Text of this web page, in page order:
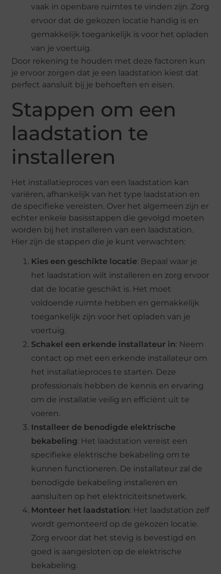
vaak in openbare ruimtes te vinden zijn. Zorg
ervoor dat de gekozen locatie handig is en
gemakkelijk toegankelijk is voor het opladen
van je voertuig.
Door rekening te houden met deze factoren kun
je ervoor zorgen dat je een laadstation kiest dat
perfect aansluit bij je behoeften en eisen.
Stappen om een
laadstation te
installeren
Het installatieproces van een laadstation kan
variëren, afhankelijk van het type laadstation en
de specifieke vereisten. Over het algemeen zijn er
echter enkele basisstappen die gevolgd moeten
worden bij het installeren van een laadstation.
Hier zijn de stappen die je kunt verwachten:
Kies een geschikte locatie: Bepaal waar je
het laadstation wilt installeren en zorg ervoor
dat de locatie geschikt is. Het moet
voldoende ruimte hebben en gemakkelijk
toegankelijk zijn voor het opladen van je
voertuig.
Schakel een erkende installateur in: Neem
contact op met een erkende installateur om
het installatieproces te starten. Deze
professionals hebben de kennis en ervaring
om de installatie veilig en efficiënt uit te
voeren.
Installeer de benodigde elektrische
bekabeling: Het laadstation vereist een
specifieke elektrische bekabeling om te
kunnen functioneren. De installateur zal de
benodigde bekabeling installeren en
aansluiten op het elektriciteitsnetwerk.
Monteer het laadstation: Het laadstation zelf
wordt gemonteerd op de gekozen locatie.
Zorg ervoor dat het stevig is bevestigd en
goed is aangesloten op de elektrische
bekabeling.